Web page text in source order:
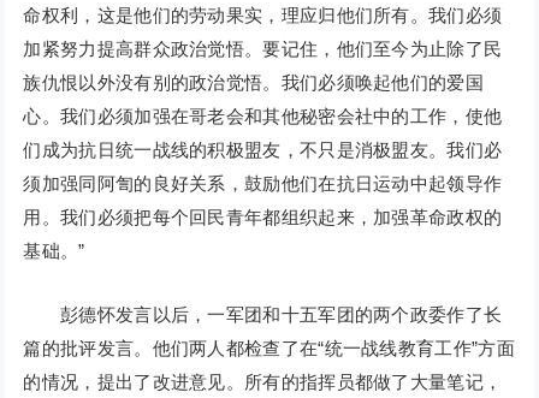
命权利，这是他们的劳动果实，理应归他们所有。我们必须
加紧努力提高群众政治觉悟。要记住，他们至今为止除了民
族仇恨以外没有别的政治觉悟。我们必须唤起他们的爱国
心。我们必须加强在哥老会和其他秘密会社中的工作，使他
们成为抗日统一战线的积极盟友，不只是消极盟友。我们必
须加强同阿訇的良好关系，鼓励他们在抗日运动中起领导作
用。我们必须把每个回民青年都组织起来，加强革命政权的
基础。”
彭德怀发言以后，一军团和十五军团的两个政委作了长
篇的批评发言。他们两人都检查了在“统一战线教育工作”方面
的情况，提出了改进意见。所有的指挥员都做了大量笔记，